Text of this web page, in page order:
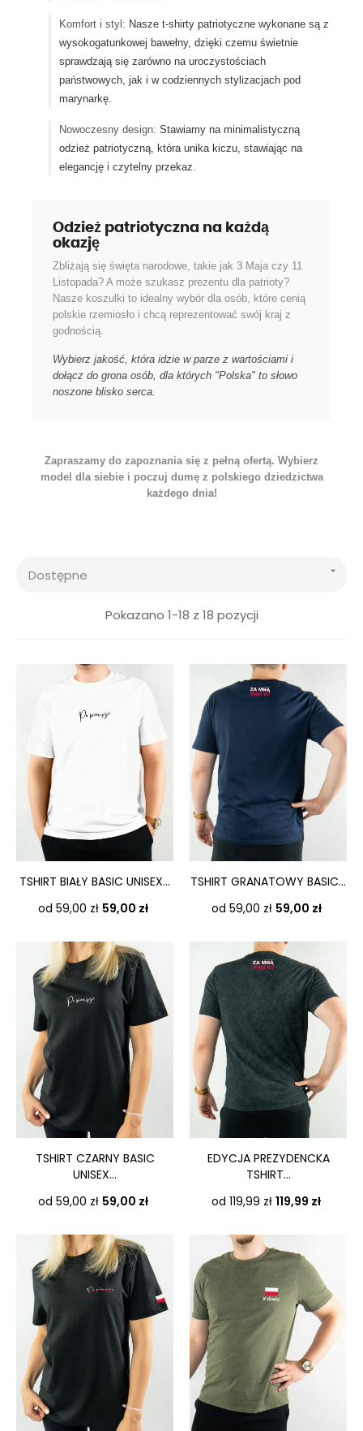
Komfort i styl: Nasze t-shirty patriotyczne wykonane są z
wysokogatunkowej bawełny, dzięki czemu świetnie
sprawdzają się zarówno na uroczystościach
państwowych, jak i w codziennych stylizacjach pod
marynarkę.
Nowoczesny design: Stawiamy na minimalistyczną
odzież patriotyczną, która unika kiczu, stawiając na
elegancję i czytelny przekaz.
Odzież patriotyczna na każdą
okazję
Zbliżają się święta narodowe, takie jak 3 Maja czy 11
Listopada? A może szukasz prezentu dla patrioty?
Nasze koszulki to idealny wybór dla osób, które cenią
polskie rzemiosło i chcą reprezentować swój kraj z
godnością.
Wybierz jakość, która idzie w parze z wartościami i
dołącz do grona osób, dla których "Polska" to słowo
noszone blisko serca.
Zapraszamy do zapoznania się z pełną ofertą. Wybierz
model dla siebie i poczuj dumę z polskiego dziedzictwa
każdego dnia!
Dostępne 
Pokazano 1-18 z 18 pozycji
TSHIRT BIAŁY BASIC UNISEX...
od 59,00 zł Cena
59,00 zł
TSHIRT GRANATOWY BASIC...
od 59,00 zł Cena
59,00 zł
TSHIRT CZARNY BASIC
UNISEX...
od 59,00 zł Cena
59,00 zł
EDYCJA PREZYDENCKA
TSHIRT...
od 119,99 zł Cena
119,99 zł